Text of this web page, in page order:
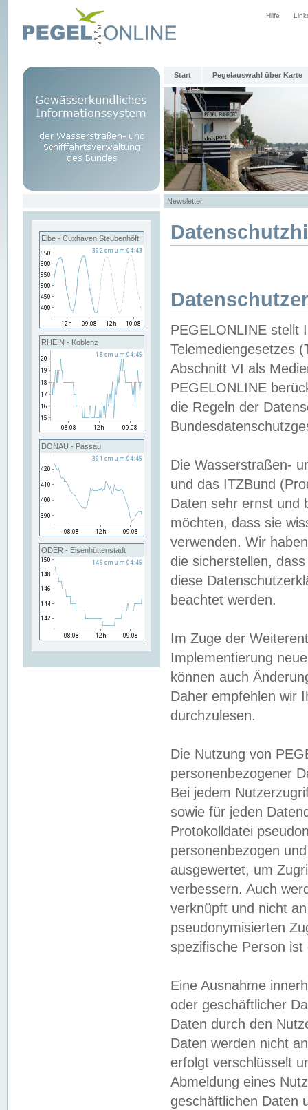
Hilfe
Start Pegelauswahl über Karte
Newsletter
Elbe - Cuxhaven Steubenhöft
RHEIN - Koblenz
DONAU - Passau
ODER - Eisenhüttenstadt
PEGELONLINE stellt
Telemediengesetzes
Abschnitt VI als
PEGELONLINE
die Regeln der
Die Wasserstraßen-
und das ITZBund
Daten sehr ernst und
möchten, dass sie
verwenden. Wir
die sicherstellen,
diese
beachtet werden.
Im Zuge der
Implementierung
können auch
Daher empfehlen wir
durchzulesen.
Die Nutzung von
personenbezogener
Bei jedem
sowie für jeden
Protokolldatei
personenbezogen
ausgewertet, um
verbessern. Auch
verknüpft und nicht
pseudonymisierten
spezifische Person
Eine Ausnahme
oder geschäftlicher
Daten durch den
Daten werden nicht
erfolgt verschlüsselt
Abmeldung eines
geschäftlichen Daten